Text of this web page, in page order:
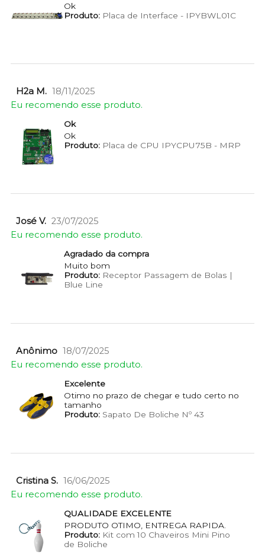
Ok
Produto:Placa de Interface - IPYBWL01C
H2a M. 18/11/2025
Eu recomendo esse produto.
Ok
Ok
Produto:Placa de CPU IPYCPU75B - MRP
José V. 23/07/2025
Eu recomendo esse produto.
Agradado da compra
Muito bom
Produto:Receptor Passagem de Bolas |
Blue Line
Anônimo 18/07/2025
Eu recomendo esse produto.
Excelente
Otimo no prazo de chegar e tudo certo no
tamanho
Produto:Sapato De Boliche Nº 43
Cristina S. 16/06/2025
Eu recomendo esse produto.
QUALIDADE EXCELENTE
PRODUTO OTIMO, ENTREGA RAPIDA.
Produto:Kit com 10 Chaveiros Mini Pino
de Boliche